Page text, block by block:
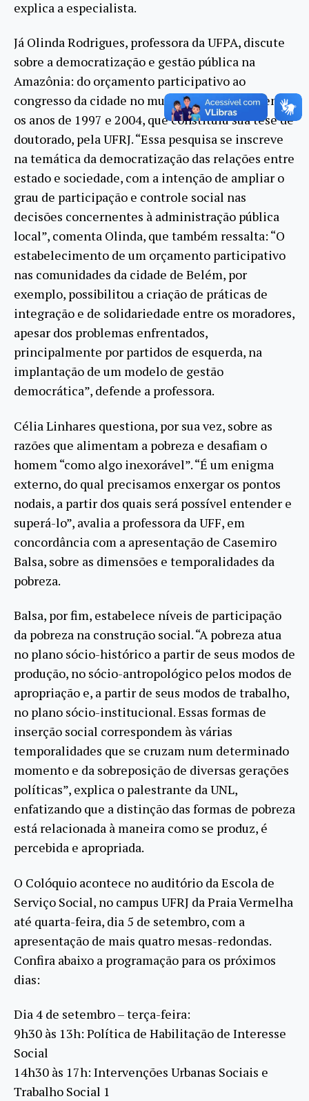
explica a especialista.
Já Olinda Rodrigues, professora da UFPA, discute
sobre a democratização e gestão pública na
Amazônia: do orçamento participativo ao
congresso da cidade no município de Belém entre
os anos de 1997 e 2004, que constituiu sua tese de
doutorado, pela UFRJ. “Essa pesquisa se inscreve
na temática da democratização das relações entre
estado e sociedade, com a intenção de ampliar o
grau de participação e controle social nas
decisões concernentes à administração pública
local”, comenta Olinda, que também ressalta: “O
estabelecimento de um orçamento participativo
nas comunidades da cidade de Belém, por
exemplo, possibilitou a criação de práticas de
integração e de solidariedade entre os moradores,
apesar dos problemas enfrentados,
principalmente por partidos de esquerda, na
implantação de um modelo de gestão
democrática”, defende a professora.
Célia Linhares questiona, por sua vez, sobre as
razões que alimentam a pobreza e desafiam o
homem “como algo inexorável”. “É um enigma
externo, do qual precisamos enxergar os pontos
nodais, a partir dos quais será possível entender e
superá-lo”, avalia a professora da UFF, em
concordância com a apresentação de Casemiro
Balsa, sobre as dimensões e temporalidades da
pobreza.
Balsa, por fim, estabelece níveis de participação
da pobreza na construção social. “A pobreza atua
no plano sócio-histórico a partir de seus modos de
produção, no sócio-antropológico pelos modos de
apropriação e, a partir de seus modos de trabalho,
no plano sócio-institucional. Essas formas de
inserção social correspondem às várias
temporalidades que se cruzam num determinado
momento e da sobreposição de diversas gerações
políticas”, explica o palestrante da UNL,
enfatizando que a distinção das formas de pobreza
está relacionada à maneira como se produz, é
percebida e apropriada.
O Colóquio acontece no auditório da Escola de
Serviço Social, no campus UFRJ da Praia Vermelha
até quarta-feira, dia 5 de setembro, com a
apresentação de mais quatro mesas-redondas.
Confira abaixo a programação para os próximos
dias:
Dia 4 de setembro – terça-feira:
9h30 às 13h: Política de Habilitação de Interesse
Social
14h30 às 17h: Intervenções Urbanas Sociais e
Trabalho Social 1